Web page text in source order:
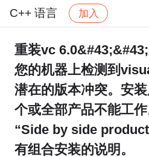
C++ 语言 加入
社区 C++ 语言
重装vc
您的机器上检测到
潜在的版本冲突。安
个或全部产品不能工
“Side by side
有组合安装的说明。